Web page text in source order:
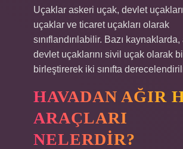
Uçaklar askeri uçak, devlet
uçaklar ve ticaret uçakları olarak
sınıflandırılabilir. Bazı
devlet uçaklarını sivil uçak olarak
birleştirerek iki sınıfta
HAVADAN AĞIR
ARAÇLARI
NELERDIR?